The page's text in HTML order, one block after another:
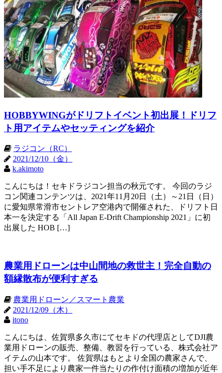
HOBBYWINGがドリフトイベント初出展！ドリフ
ト用アイテムやセッティングを紹介
ラジコン（RC）
2021/12/10（金）
k.akimoto
こんにちは！セキドラジコン担当の秋元です。 今回のラジ
コン関連コンテンツは、2021年11月20日（土）～21日（日）
に愛知県常滑市セントレア空港内で開催された、ドリフト日
本一を決定する「All Japan E-Drift Championship 2021」に初
出展した HOB […]
農業用ドローンは中山間地の救世主！完全自動の
額縁散布が便利すぎる
農業用ドローン／スマート農業
2021/12/09（木）
itono
こんにちは、佐賀県多久市にてセキドの代理店としてDJI農
業用ドローンの販売、整備、教習を行っている、株式会社ア
イテムの山本です。 佐賀県はもとより全国の農家さんで、
担い手不足により農家一件当たりの作付け面積の増加が近年